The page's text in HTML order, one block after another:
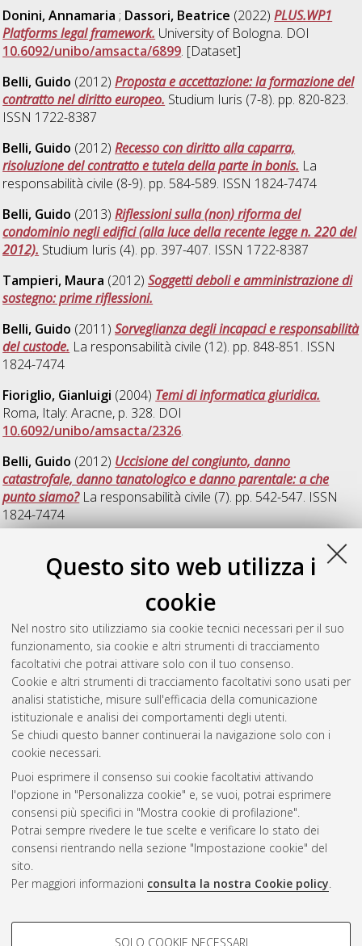
Questo sito web utilizza i
cookie
Nel nostro sito utilizziamo sia cookie tecnici necessari per il suo
funzionamento, sia cookie e altri strumenti di tracciamento
facoltativi che potrai attivare solo con il tuo consenso.
Cookie e altri strumenti di tracciamento facoltativi sono usati per
analisi statistiche, misure sull'efficacia della comunicazione
istituzionale e analisi dei comportamenti degli utenti.
Se chiudi questo banner continuerai la navigazione solo con i
cookie necessari.
Puoi esprimere il consenso sui cookie facoltativi attivando
l'opzione in "Personalizza cookie" e, se vuoi, potrai esprimere
consensi più specifici in "Mostra cookie di profilazione".
Potrai sempre rivedere le tue scelte e verificare lo stato dei
consensi rientrando nella sezione "Impostazione cookie" del
sito.
Per maggiori informazioni consulta la nostra Cookie policy.
COOKIE DI PROFILAZIONE -
SOLO COOKIE NECESSARI
Donini, Annamaria ; Dassori, Beatrice (2022)PLUS.WP1
Platforms legal framework. University of Bologna. DOI
10.6092/unibo/amsacta/6899. [Dataset]
Belli, Guido (2012)Proposta e accettazione: la formazione del
contratto nel diritto europeo. Studium Iuris (7-8). pp. 820-823.
ISSN 1722-8387
Belli, Guido (2012)Recesso con diritto alla caparra,
risoluzione del contratto e tutela della parte in bonis. La
responsabilità civile (8-9). pp. 584-589. ISSN 1824-7474
Belli, Guido (2013)Riflessioni sulla (non) riforma del
condominio negli edifici (alla luce della recente legge n. 220 del
2012). Studium Iuris (4). pp. 397-407. ISSN 1722-8387
Tampieri, Maura (2012)Soggetti deboli e amministrazione di
sostegno: prime riflessioni.
Belli, Guido (2011)Sorveglianza degli incapaci e responsabilità
del custode. La responsabilità civile (12). pp. 848-851. ISSN
1824-7474
Fioriglio, Gianluigi (2004) Temi di informatica giuridica.
Roma, Italy: Aracne, p. 328. DOI
10.6092/unibo/amsacta/2326.
Belli, Guido (2012) Uccisione del congiunto, danno
catastrofale, danno tanatologico e danno parentale: a che
punto siamo?La responsabilità civile (7). pp. 542-547. ISSN
1824-7474
residenciales perspectivas de Derecho Urbanistico y de Derecho
Cordoba, Argentina: Advocatus, ISBN 987-551-091-2.
10.6092/unibo/amsacta/3278. ISSN CDD 346.43.
Bellotti, Mirta Liliana(2001)¿Son oponibles al acreedor
embargante los derechos derivados del boleto de
compraventa? Jurisprudencia Argentina, 2001 (II). pp. 1086-
1103. ISSN 0326-1190
Questa lista e' stata generata ilSat Aug 8 20:31:19 2026
CEST
Atom
Rss
2.0
AMS Acta
ISSN: 2038-7954
re3data.org -
doi.org/10.17616/R3P19R
Servizio implementato e
Impostazioni Cookie